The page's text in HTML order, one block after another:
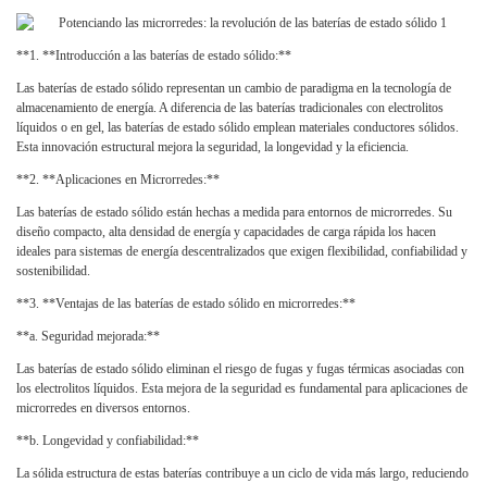
**1. **Introducción a las baterías de estado sólido:**
Las baterías de estado sólido representan un cambio de paradigma en la tecnología de
almacenamiento de energía. A diferencia de las baterías tradicionales con electrolitos
líquidos o en gel, las baterías de estado sólido emplean materiales conductores sólidos.
Esta innovación estructural mejora la seguridad, la longevidad y la eficiencia.
**2. **Aplicaciones en Microrredes:**
Las baterías de estado sólido están hechas a medida para entornos de microrredes. Su
diseño compacto, alta densidad de energía y capacidades de carga rápida los hacen
ideales para sistemas de energía descentralizados que exigen flexibilidad, confiabilidad y
sostenibilidad.
**3. **Ventajas de las baterías de estado sólido en microrredes:**
**a. Seguridad mejorada:**
Las baterías de estado sólido eliminan el riesgo de fugas y fugas térmicas asociadas con
los electrolitos líquidos. Esta mejora de la seguridad es fundamental para aplicaciones de
microrredes en diversos entornos.
**b. Longevidad y confiabilidad:**
La sólida estructura de estas baterías contribuye a un ciclo de vida más largo, reduciendo